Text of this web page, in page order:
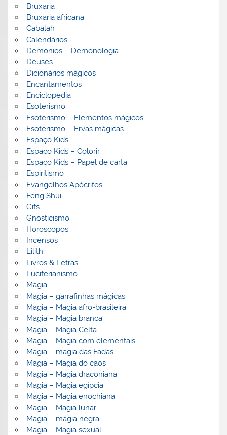
Bruxaria
Bruxaria africana
Cabalah
Calendários
Demónios – Demonologia
Deuses
Dicionários mágicos
Encantamentos
Enciclopedia
Esoterismo
Esoterismo – Elementos mágicos
Esoterismo – Ervas mágicas
Espaço Kids
Espaço Kids – Colorir
Espaço Kids – Papel de carta
Espiritismo
Evangelhos Apócrifos
Feng Shui
Gifs
Gnosticismo
Horoscopos
Incensos
Lilith
Livros & Letras
Luciferianismo
Magia
Magia – garrafinhas mágicas
Magia – Magia afro-brasileira
Magia – Magia branca
Magia – Magia Celta
Magia – Magia com elementais
Magia – magia das Fadas
Magia – Magia do caos
Magia – Magia draconiana
Magia – Magia egípcia
Magia – Magia enochiana
Magia – Magia lunar
Magia – magia negra
Magia – Magia sexual